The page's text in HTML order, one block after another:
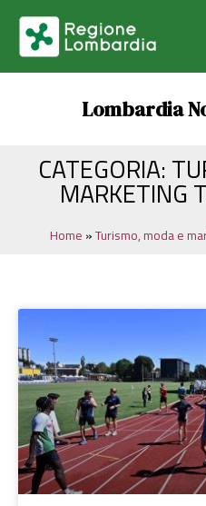
Lombardia
CATEGORIA:
MARKETING
Home » Turismo, moda e